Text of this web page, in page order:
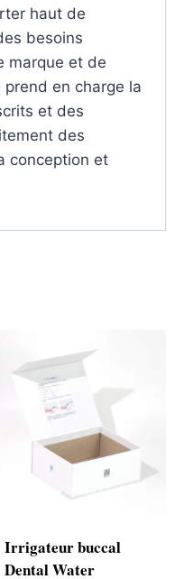
haut de
besoins
marque et de
en charge la
et des
des
conception et
Irrigateur buccal
Dental Water